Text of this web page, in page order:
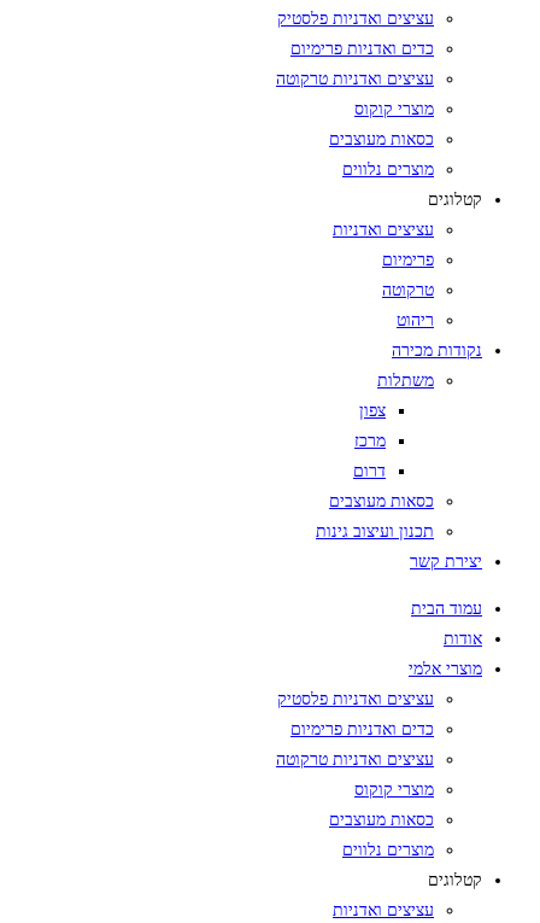
עציצים ואדניות פלסטיק
כדים ואדניות פרימיום
עציצים ואדניות טרקוטה
מוצרי קוקוס
כסאות מעוצבים
מוצרים נלווים
קטלוגים
עציצים ואדניות
פרימיום
טרקוטה
ריהוט
נקודות מכירה
משתלות
צפון
מרכז
דרום
כסאות מעוצבים
תכנון ועיצוב גינות
יצירת קשר
עמוד הבית
אודות
מוצרי אלמי
עציצים ואדניות פלסטיק
כדים ואדניות פרימיום
עציצים ואדניות טרקוטה
מוצרי קוקוס
כסאות מעוצבים
מוצרים נלווים
קטלוגים
עציצים ואדניות